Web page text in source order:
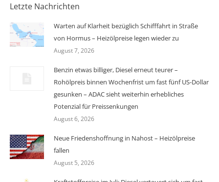
Letzte Nachrichten
Warten auf Klarheit bezüglich Schifffahrt in Straße
von Hormus – Heizölpreise legen wieder zu
August 7, 2026
Benzin etwas billiger, Diesel erneut teurer –
Rohölpreis binnen Wochenfrist um fast fünf US-Dollar
gesunken – ADAC sieht weiterhin erhebliches
Potenzial für Preissenkungen
August 6, 2026
Neue Friedenshoffnung in Nahost – Heizölpreise
fallen
August 5, 2026